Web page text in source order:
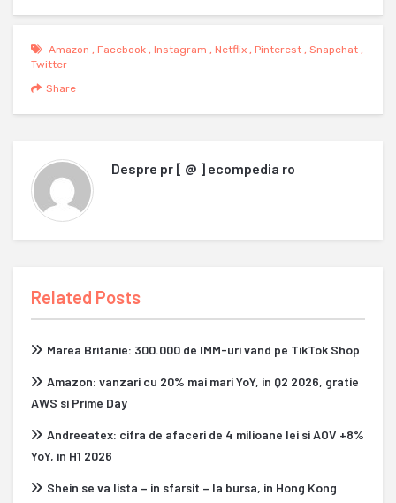
Amazon , Facebook , Instagram , Netflix , Pinterest , Snapchat ,
Twitter
Share
Despre pr [ @ ] ecompedia ro
Related Posts
Marea Britanie: 300.000 de IMM-uri vand pe TikTok Shop
Amazon: vanzari cu 20% mai mari YoY, in Q2 2026, gratie
AWS si Prime Day
Andreeatex: cifra de afaceri de 4 milioane lei si AOV +8%
YoY, in H1 2026
Shein se va lista – in sfarsit – la bursa, in Hong Kong